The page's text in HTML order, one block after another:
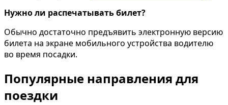
Нужно ли распечатывать билет?
Обычно достаточно предъявить электронную версию
билета на экране мобильного устройства водителю
во время посадки.
Популярные направления для
поездки